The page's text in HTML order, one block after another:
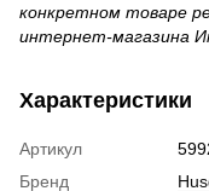
конкретном товаре
интернет-магазина
Характеристики
Артикул
Бренд